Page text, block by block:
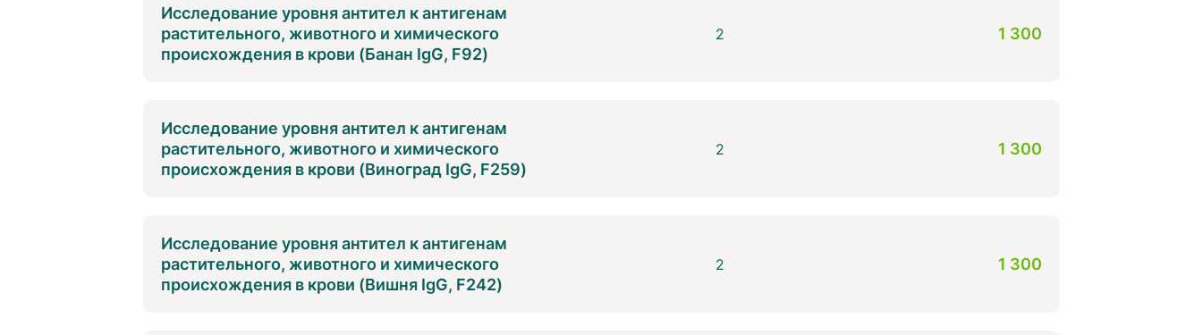
Исследование уровня антител к антигенам
растительного, животного и химического
происхождения в крови (Банан IgG, F92)
2 1 300
Исследование уровня антител к антигенам
растительного, животного и химического
происхождения в крови (Виноград IgG, F259)
2 1 300
Исследование уровня антител к антигенам
растительного, животного и химического
происхождения в крови (Вишня IgG, F242)
2 1 300